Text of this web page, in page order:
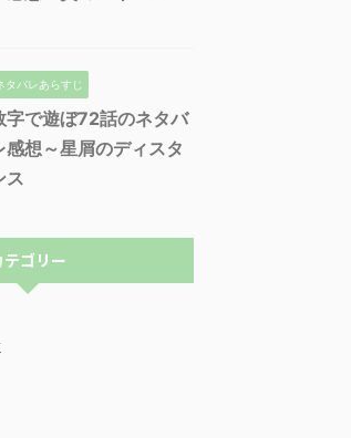
タバレあらすじ
字で遊ぼ72話のネタバ
感想～星屑のディスタ
ス
テゴリー